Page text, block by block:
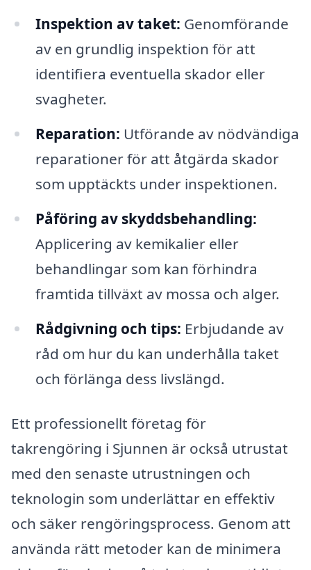
Inspektion av taket: Genomförande
av en grundlig inspektion för att
identifiera eventuella skador eller
svagheter.
Reparation: Utförande av nödvändiga
reparationer för att åtgärda skador
som upptäckts under inspektionen.
Påföring av skyddsbehandling:
Applicering av kemikalier eller
behandlingar som kan förhindra
framtida tillväxt av mossa och alger.
Rådgivning och tips: Erbjudande av
råd om hur du kan underhålla taket
och förlänga dess livslängd.
Ett professionellt företag för
takrengöring i Sjunnen är också utrustat
med den senaste utrustningen och
teknologin som underlättar en effektiv
och säker rengöringsprocess. Genom att
använda rätt metoder kan de minimera